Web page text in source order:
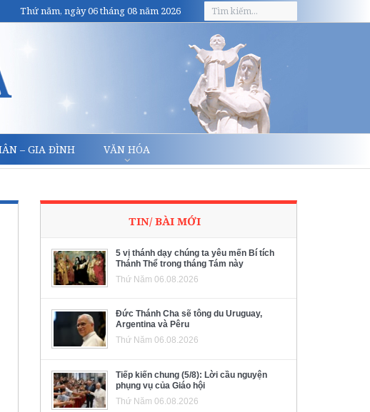
Thứ năm, ngày 06 tháng 08 năm 2026
– GIA ĐÌNH VĂN HÓA
TIN/ BÀI MỚI
5 vị thánh dạy chúng ta yêu mến Bí tích
Thánh Thể trong tháng Tám này
Thứ Năm 06.08.2026
Đức Thánh Cha sẽ tông du Uruguay,
Argentina và Pêru
Thứ Năm 06.08.2026
Tiếp kiến chung (5/8): Lời cầu nguyện
phụng vụ của Giáo hội
Thứ Năm 06.08.2026